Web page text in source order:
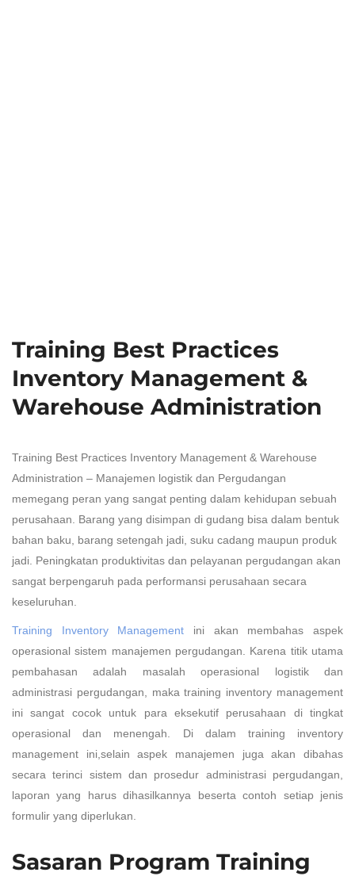
Training Best Practices
Inventory Management &
Warehouse Administration
Training Best Practices Inventory Management & Warehouse
Administration – Manajemen logistik dan Pergudangan
memegang peran yang sangat penting dalam kehidupan sebuah
perusahaan. Barang yang disimpan di gudang bisa dalam bentuk
bahan baku, barang setengah jadi, suku cadang maupun produk
jadi. Peningkatan produktivitas dan pelayanan pergudangan akan
sangat berpengaruh pada performansi perusahaan secara
keseluruhan.
Training Inventory Management ini akan membahas aspek
operasional sistem manajemen pergudangan. Karena titik utama
pembahasan adalah masalah operasional logistik dan
administrasi pergudangan, maka training inventory management
ini sangat cocok untuk para eksekutif perusahaan di tingkat
operasional dan menengah. Di dalam training inventory
management ini,selain aspek manajemen juga akan dibahas
secara terinci sistem dan prosedur administrasi pergudangan,
laporan yang harus dihasilkannya beserta contoh setiap jenis
formulir yang diperlukan.
Sasaran Program Training